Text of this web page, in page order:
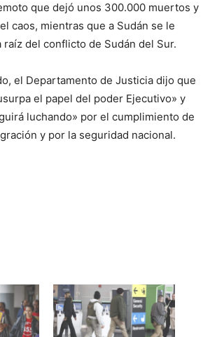
que dejó unos 300.000 muertos y
caos, mientras que a Sudán se le
raíz del conflicto de Sudán del Sur.
el Departamento de Justicia dijo que
el papel del poder Ejecutivo» y
luchando» por el cumplimiento de
y por la seguridad nacional.